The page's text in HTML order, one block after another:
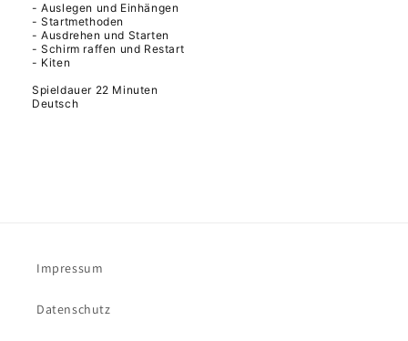
- Auslegen und Einhängen
- Startmethoden
- Ausdrehen und Starten
- Schirm raffen und Restart
- Kiten
Spieldauer 22 Minuten
Deutsch
Impressum
Datenschutz